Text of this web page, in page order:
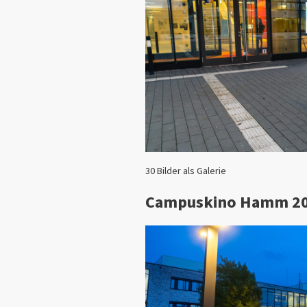
30 Bilder als Galerie
Campuskino Hamm